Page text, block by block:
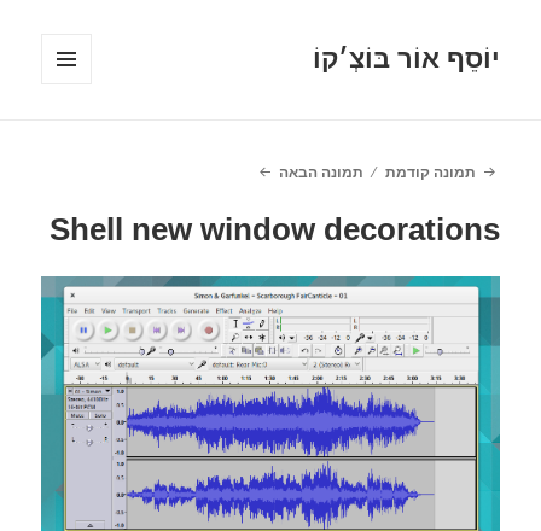
יוֹסֵף אוֹר בּוֹצְ׳קוֹ
תמונה קודמת תמונה הבאה
Shell new window decorations